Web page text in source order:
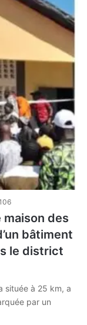
maison des
bâtiment
le district
située à 25 km, a
par un